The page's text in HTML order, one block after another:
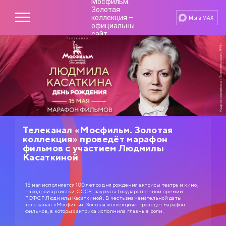
Мы в MAX
Телеканал «Мосфильм. Золотая
коллекция» проведёт марафон
фильмов с участием Людмилы
Касаткиной
15 мая исполняется 100 лет со дня рождения актрисы театра и кино,
народной артистки СССР, лауреата Государственной премии
РСФСР Людмилы Касаткиной. В честь знаменательной даты
телеканал «Мосфильм. Золотая коллекция» проведёт марафон
фильмов, в которых актриса исполнила главные роли.